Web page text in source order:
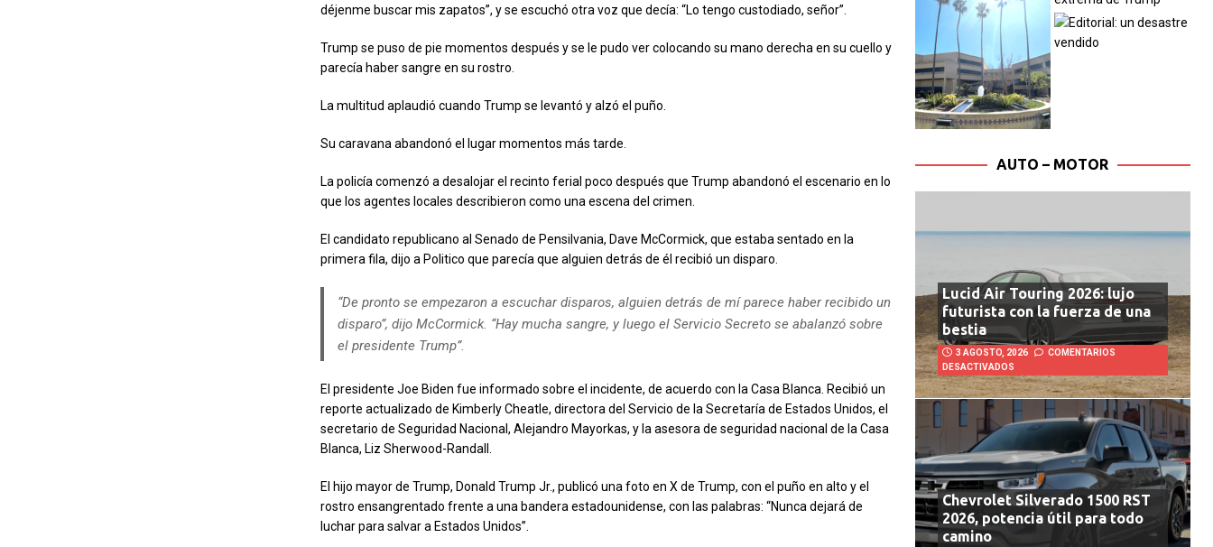
déjenme buscar mis zapatos”, y se escuchó otra voz que decía: “Lo tengo custodiado, señor”.
Trump se puso de pie momentos después y se le pudo ver colocando su mano derecha en su cuello y
parecía haber sangre en su rostro.
La multitud aplaudió cuando Trump se levantó y alzó el puño.
Su caravana abandonó el lugar momentos más tarde.
La policía comenzó a desalojar el recinto ferial poco después que Trump abandonó el escenario en lo
que los agentes locales describieron como una escena del crimen.
El candidato republicano al Senado de Pensilvania, Dave McCormick, que estaba sentado en la
primera fila, dijo a Politico que parecía que alguien detrás de él recibió un disparo.
“De pronto se empezaron a escuchar disparos, alguien detrás de mí parece haber recibido un
disparo”, dijo McCormick. “Hay mucha sangre, y luego el Servicio Secreto se abalanzó sobre
el presidente Trump”.
El presidente Joe Biden fue informado sobre el incidente, de acuerdo con la Casa Blanca. Recibió un
reporte actualizado de Kimberly Cheatle, directora del Servicio de la Secretaría de Estados Unidos, el
secretario de Seguridad Nacional, Alejandro Mayorkas, y la asesora de seguridad nacional de la Casa
Blanca, Liz Sherwood-Randall.
El hijo mayor de Trump, Donald Trump Jr., publicó una foto en X de Trump, con el puño en alto y el
rostro ensangrentado frente a una bandera estadounidense, con las palabras: “Nunca dejará de
luchar para salvar a Estados Unidos”.
AUTO – MOTOR
Lucid Air Touring 2026: lujo
futurista con la fuerza de una
bestia
3 AGOSTO, 2026
COMENTARIOS
DESACTIVADOS
Chevrolet Silverado 1500 RST
2026, potencia útil para todo
camino